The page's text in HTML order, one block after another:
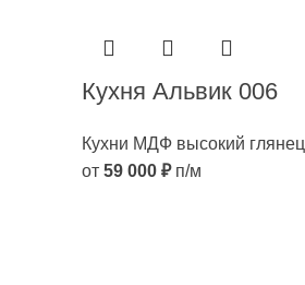
Кухня Альвик 006
Кухни МДФ высокий глянец
от59 000₽п/м